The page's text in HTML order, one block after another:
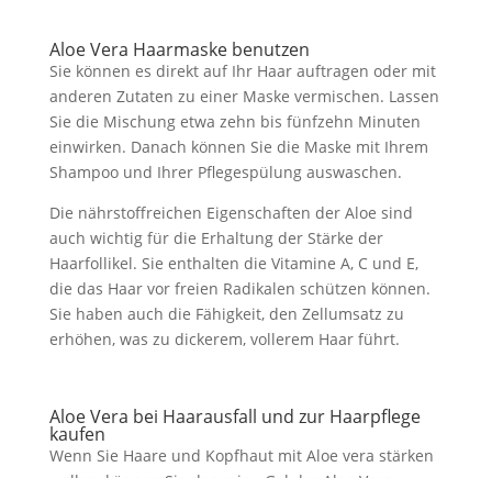
Aloe Vera Haarmaske benutzen
Sie können es direkt auf Ihr Haar auftragen oder mit
anderen Zutaten zu einer Maske vermischen. Lassen
Sie die Mischung etwa zehn bis fünfzehn Minuten
einwirken. Danach können Sie die Maske mit Ihrem
Shampoo und Ihrer Pflegespülung auswaschen.
Die nährstoffreichen Eigenschaften der Aloe sind
auch wichtig für die Erhaltung der Stärke der
Haarfollikel. Sie enthalten die Vitamine A, C und E,
die das Haar vor freien Radikalen schützen können.
Sie haben auch die Fähigkeit, den Zellumsatz zu
erhöhen, was zu dickerem, vollerem Haar führt.
Aloe Vera bei Haarausfall und zur Haarpflege
kaufen
Wenn Sie Haare und Kopfhaut mit Aloe vera stärken